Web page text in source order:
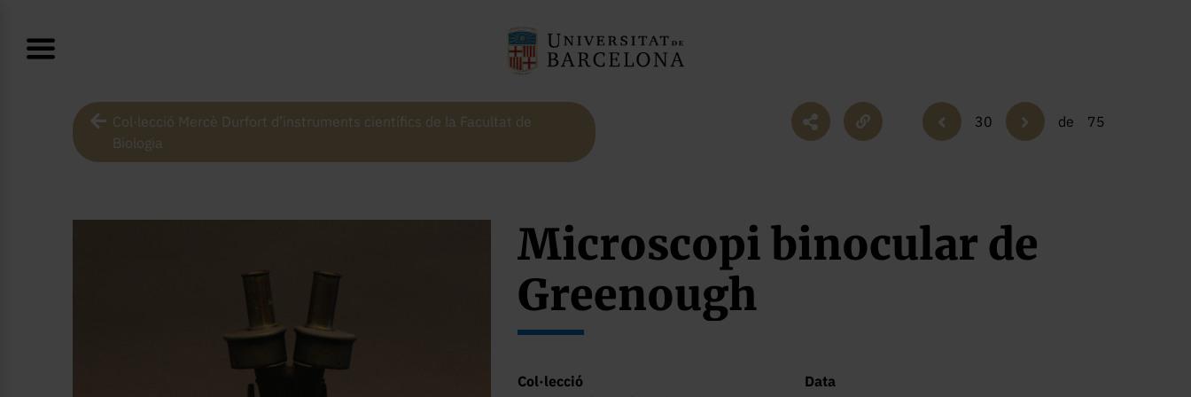
Col·lecció Mercè Durfort d’instruments científics de la Facultat de
Biologia
30 de 75
Microscopi binocular de
Greenough
Col·lecció
Data